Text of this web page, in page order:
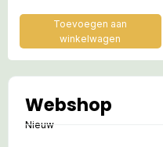
Webshop
Nieuw
2.7 x 2.9 cm
Toevoegen aan
winkelwagen